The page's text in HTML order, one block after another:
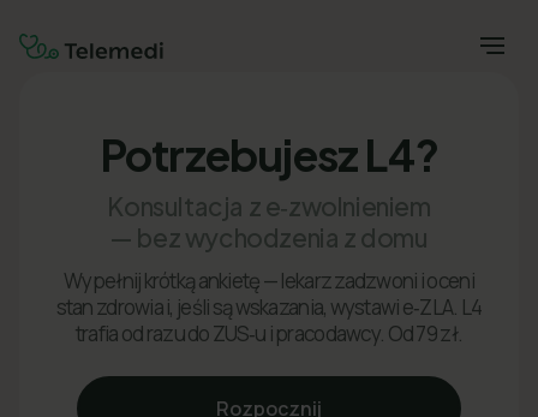
Potrzebujesz L4?
Konsultacja z e‑zwolnieniem
— bez wychodzenia z domu
Wypełnij krótką ankietę — lekarz zadzwoni i oceni
stan zdrowia i, jeśli są wskazania, wystawi e‑ZLA. L4
trafia od razu do ZUS‑u i pracodawcy. Od 79 zł.
Rozpocznij